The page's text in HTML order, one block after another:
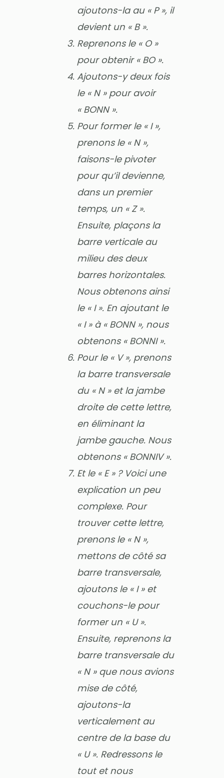
ajoutons-la au « P », il
devient un « B ».
Reprenons le « O »
pour obtenir « BO ».
Ajoutons-y deux fois
le « N » pour avoir
« BONN ».
Pour former le « I »,
prenons le « N »,
faisons-le pivoter
pour qu’il devienne,
dans un premier
temps, un « Z ».
Ensuite, plaçons la
barre verticale au
milieu des deux
barres horizontales.
Nous obtenons ainsi
le « I ». En ajoutant le
« I » à « BONN », nous
obtenons « BONNI ».
Pour le « V », prenons
la barre transversale
du « N » et la jambe
droite de cette lettre,
en éliminant la
jambe gauche. Nous
obtenons « BONNIV ».
Et le « E » ? Voici une
explication un peu
complexe. Pour
trouver cette lettre,
prenons le « N »,
mettons de côté sa
barre transversale,
ajoutons le « I » et
couchons-le pour
former un « U ».
Ensuite, reprenons la
barre transversale du
« N » que nous avions
mise de côté,
ajoutons-la
verticalement au
centre de la base du
« U ». Redressons le
tout et nous